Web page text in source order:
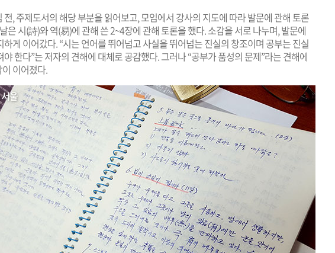
전, 주제도서의 해당 부분을 읽어보고, 모임에서 강사의 지도에 따라 발문에 관해 토론
은 시(詩)와 역(易)에 관해 쓴 2~4장에 관해 토론을 했다. 소감을 서로 나누며, 발문에
하게 이어갔다. “시는 언어를 뛰어넘고 사실을 뛰어넘는 진실의 창조이며 공부는 진실
야 한다”는 저자의 견해에 대체로 공감했다. 그러나 “공부가 품성의 문제”라는 견해에
이어졌다.